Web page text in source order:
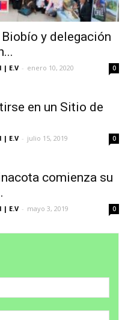
y delegación
| E.V - enero 10, 2020 0
en un Sitio de
| E.V - julio 15, 2019 0
comienza su
| E.V - mayo 3, 2019 0